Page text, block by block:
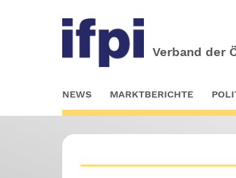
Verband der
to
main
NEWS MARKTBERICHTE